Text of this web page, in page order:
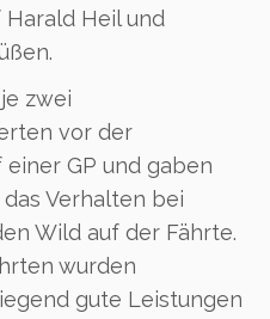
Heil und
zwei
vor der
GP und gaben
Verhalten bei
Wild auf der Fährte.
wurden
gute Leistungen